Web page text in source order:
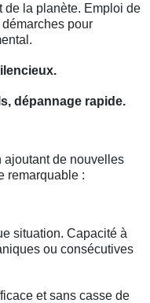
de la planète. Emploi de
pour
dépannage rapide.
ajoutant de nouvelles
remarquable :
situation. Capacité à
ou consécutives
et sans casse de